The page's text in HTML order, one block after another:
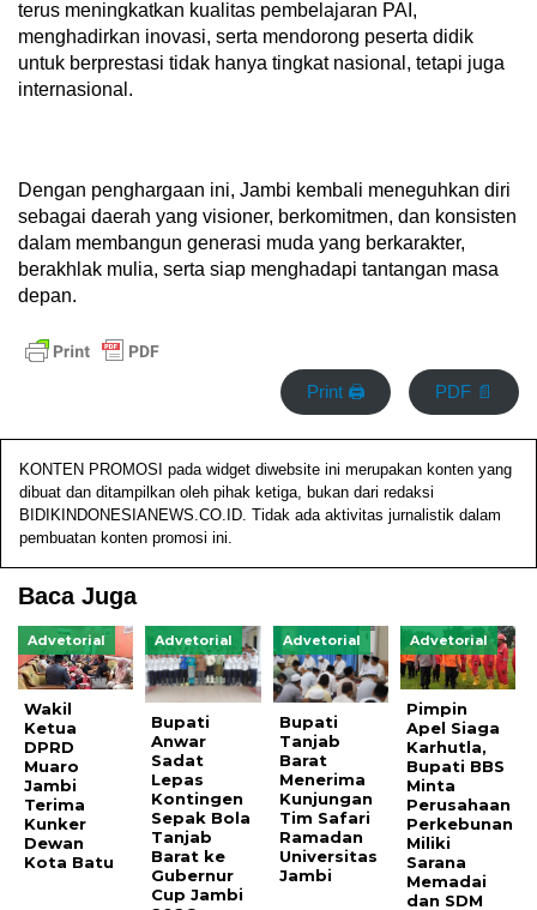
terus meningkatkan kualitas pembelajaran PAI,
menghadirkan inovasi, serta mendorong peserta didik
untuk berprestasi tidak hanya tingkat nasional, tetapi juga
internasional.
Dengan penghargaan ini, Jambi kembali meneguhkan diri
sebagai daerah yang visioner, berkomitmen, dan konsisten
dalam membangun generasi muda yang berkarakter,
berakhlak mulia, serta siap menghadapi tantangan masa
depan.
Print 🖨 PDF 📄
KONTEN PROMOSI pada widget diwebsite ini merupakan konten yang
dibuat dan ditampilkan oleh pihak ketiga, bukan dari redaksi
BIDIKINDONESIANEWS.CO.ID. Tidak ada aktivitas jurnalistik dalam
pembuatan konten promosi ini.
Baca Juga
Advetorial
Wakil
Ketua
DPRD
Muaro
Jambi
Terima
Kunker
Dewan
Kota Batu
Advetorial
Bupati
Anwar
Sadat
Lepas
Kontingen
Sepak Bola
Tanjab
Barat ke
Gubernur
Cup Jambi
Advetorial
Bupati
Tanjab
Barat
Menerima
Kunjungan
Tim Safari
Ramadan
Universitas
Jambi
Advetorial
Pimpin
Apel Siaga
Karhutla,
Bupati BBS
Minta
Perusahaan
Perkebunan
Miliki
Sarana
Memadai
dan SDM